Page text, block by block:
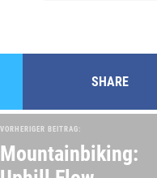
SHARE
VORHERIGER BEITRAG:
Mountainbiking: